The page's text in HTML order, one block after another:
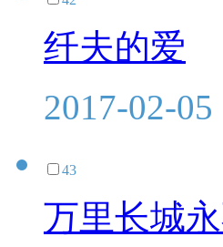
纤夫的爱
2017-02-05
43
万里长城